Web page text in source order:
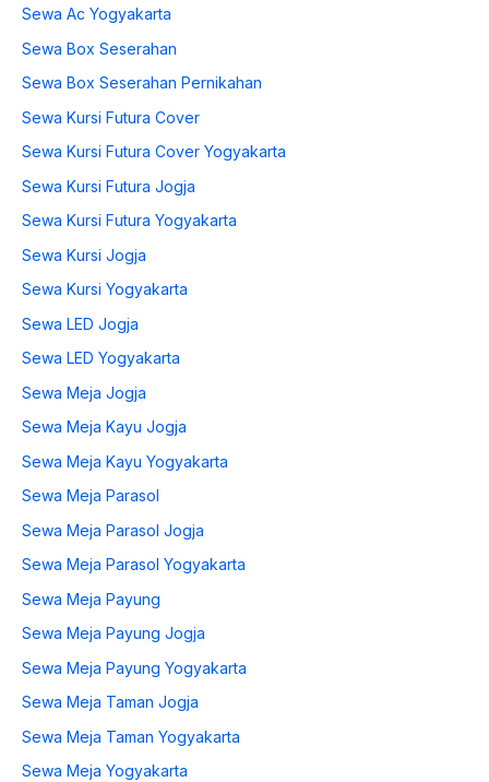
Sewa Ac Yogyakarta
Sewa Box Seserahan
Sewa Box Seserahan Pernikahan
Sewa Kursi Futura Cover
Sewa Kursi Futura Cover Yogyakarta
Sewa Kursi Futura Jogja
Sewa Kursi Futura Yogyakarta
Sewa Kursi Jogja
Sewa Kursi Yogyakarta
Sewa LED Jogja
Sewa LED Yogyakarta
Sewa Meja Jogja
Sewa Meja Kayu Jogja
Sewa Meja Kayu Yogyakarta
Sewa Meja Parasol
Sewa Meja Parasol Jogja
Sewa Meja Parasol Yogyakarta
Sewa Meja Payung
Sewa Meja Payung Jogja
Sewa Meja Payung Yogyakarta
Sewa Meja Taman Jogja
Sewa Meja Taman Yogyakarta
Sewa Meja Yogyakarta